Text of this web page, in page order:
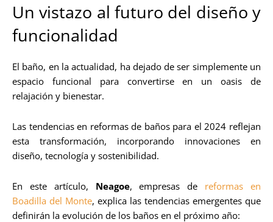
Un vistazo al futuro del diseño y
funcionalidad
El baño, en la actualidad, ha dejado de ser simplemente un
espacio funcional para convertirse en un oasis de
relajación y bienestar.
Las tendencias en reformas de baños para el 2024 reflejan
esta transformación, incorporando innovaciones en
diseño, tecnología y sostenibilidad.
En este artículo, Neagoe, empresas de reformas en
Boadilla del Monte, explica las tendencias emergentes que
definirán la evolución de los baños en el próximo año: